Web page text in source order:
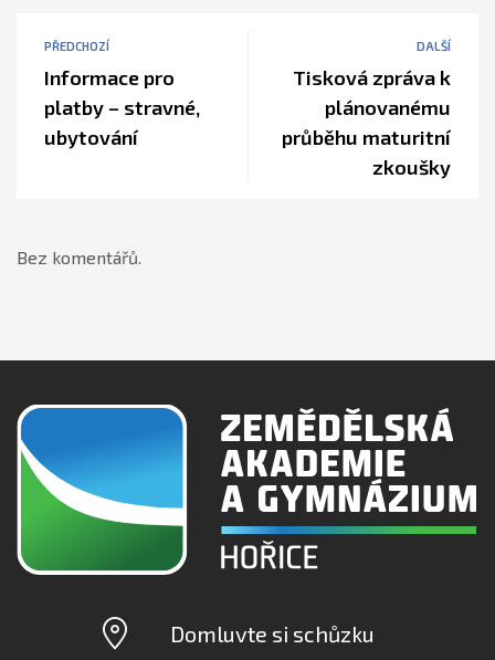
PŘEDCHOZÍ
Informace pro
platby – stravné,
ubytování
DALŠÍ
Tisková zpráva k
plánovanému
průběhu maturitní
zkoušky
Bez komentářů.
Domluvte si schůzku